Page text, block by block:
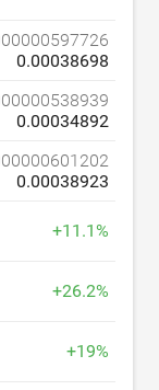
0.00038698
0.00034892
0.00038923
+11.1%
+26.2%
+19%